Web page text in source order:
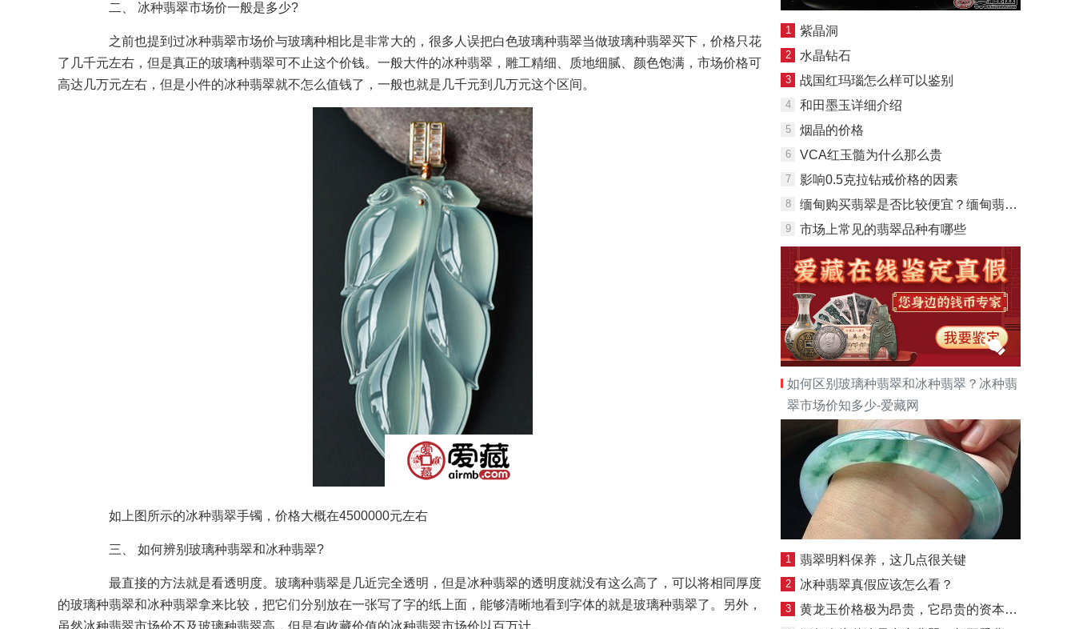
二、 冰种翡翠市场价一般是多少?
之前也提到过冰种翡翠市场价与玻璃种相比是非常大的，很多人误把白色玻璃种翡翠当做玻璃种翡翠买下，价格只花
了几千元左右，但是真正的玻璃种翡翠可不止这个价钱。一般大件的冰种翡翠，雕工精细、质地细腻、颜色饱满，市场价格可
高达几万元左右，但是小件的冰种翡翠就不怎么值钱了，一般也就是几千元到几万元这个区间。
如上图所示的冰种翡翠手镯，价格大概在4500000元左右
三、 如何辨别玻璃种翡翠和冰种翡翠?
最直接的方法就是看透明度。玻璃种翡翠是几近完全透明，但是冰种翡翠的透明度就没有这么高了，可以将相同厚度
的玻璃种翡翠和冰种翡翠拿来比较，把它们分别放在一张写了字的纸上面，能够清晰地看到字体的就是玻璃种翡翠了。另外，
虽然冰种翡翠市场价不及玻璃种翡翠高，但是有收藏价值的冰种翡翠市场价以百万计。
1 紫晶洞
2 水晶钻石
3 战国红玛瑙怎么样可以鉴别
4 和田墨玉详细介绍
5 烟晶的价格
6 VCA红玉髓为什么那么贵
7 影响0.5克拉钻戒价格的因素
8 缅甸购买翡翠是否比较便宜？缅甸翡翠选购指南
9 市场上常见的翡翠品种有哪些
如何区别玻璃种翡翠和冰种翡翠？冰种翡
翠市场价知多少-爱藏网
1 翡翠明料保养，这几点很关键
2 冰种翡翠真假应该怎么看？
3 黄龙玉价格极为昂贵，它昂贵的资本是什么呢？